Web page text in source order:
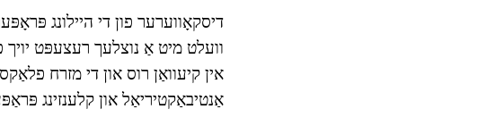
דיסקאָווערער פון די היילונג
וועלט מיט אַ נוצלעך רעצעפּט
אין קיעוואַן רוס און די מזרח
אַנטיבאַקטיריאַל און קלענזינג